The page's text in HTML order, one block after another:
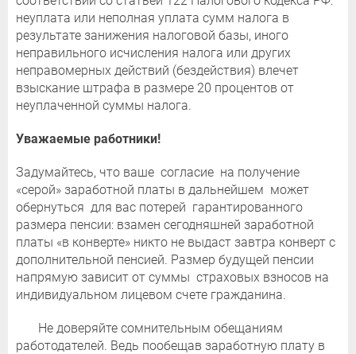
неуплата или неполная уплата сумм налога в
результате занижения налоговой базы, иного
неправильного исчисления налога или других
неправомерных действий (бездействия) влечет
взыскание штрафа в размере 20 процентов от
неуплаченной суммы налога.
Уважаемые работники!
Задумайтесь, что ваше согласие на получение
«серой» заработной платы в дальнейшем может
обернуться для вас потерей гарантированного
размера пенсии: взамен сегодняшней заработной
платы «в конверте» никто не выдаст завтра конверт с
дополнительной пенсией. Размер будущей пенсии
напрямую зависит от суммы страховых взносов на
индивидуальном лицевом счете гражданина.
Не доверяйте сомнительным обещаниям
работодателей. Ведь пообещав заработную плату в